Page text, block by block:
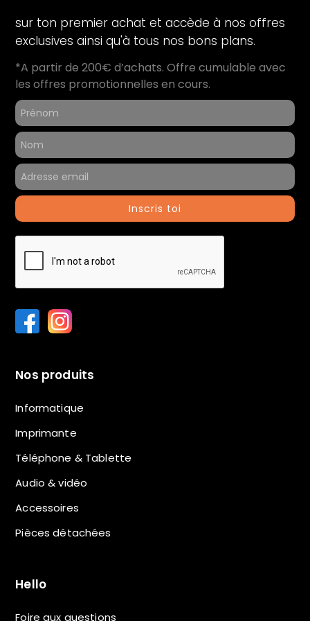
Lecteur de carte :
Micro-SD
Informations générales
Contenu du coffret : Ordinateur reconditionné
Chargeur
Référence du produit :
sur ton premier achat et accède à nos offres
exclusives ainsi qu'à tous nos bons plans.
*A partir de 200€ d’achats. Offre cumulable avec
les offres promotionnelles en cours.
Inscris toi
Nos produits
Informatique
Imprimante
Téléphone & Tablette
Audio & vidéo
Accessoires
Pièces détachées
Hello
Foire aux questions